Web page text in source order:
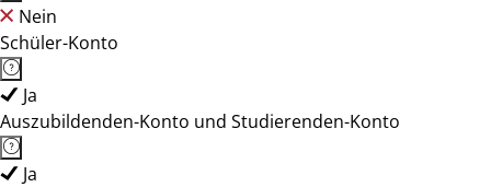
Nein
Schüler-Konto
Ja
Auszubildenden-Konto und Studierenden-Konto
Ja